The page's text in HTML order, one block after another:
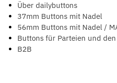
Über dailybuttons
37mm Buttons mit Nadel
56mm Buttons mit Nadel /
Buttons für Parteien und
B2B